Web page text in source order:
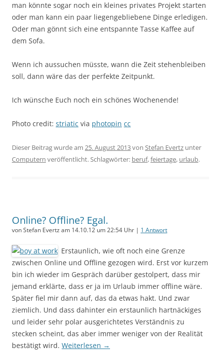
man könnte sogar noch ein kleines privates Projekt starten
oder man kann ein paar liegengebliebene Dinge erledigen.
Oder man gönnt sich eine entspannte Tasse Kaffee auf
dem Sofa.
Wenn ich aussuchen müsste, wann die Zeit stehenbleiben
soll, dann wäre das der perfekte Zeitpunkt.
Ich wünsche Euch noch ein schönes Wochenende!
Photo credit: striatic via photopin cc
Dieser Beitrag wurde am 25. August 2013von Stefan Evertz unter
Computern veröffentlicht. Schlagwörter: beruf,feiertage, urlaub.
Online? Offline? Egal.
von Stefan Evertz am 14.10.12 um 22:54 Uhr | 1 Antwort
Erstaunlich, wie oft noch eine Grenze
zwischen Online und Offline gezogen wird. Erst vor kurzem
bin ich wieder im Gespräch darüber gestolpert, dass mir
jemand erklärte, dass er ja im Urlaub immer offline wäre.
Später fiel mir dann auf, das da etwas hakt. Und zwar
ziemlich. Und dass dahinter ein erstaunlich hartnäckiges
und leider sehr polar ausgerichtetes Verständnis zu
stecken scheint, das aber immer weniger von der Realität
bestätigt wird. Weiterlesen →